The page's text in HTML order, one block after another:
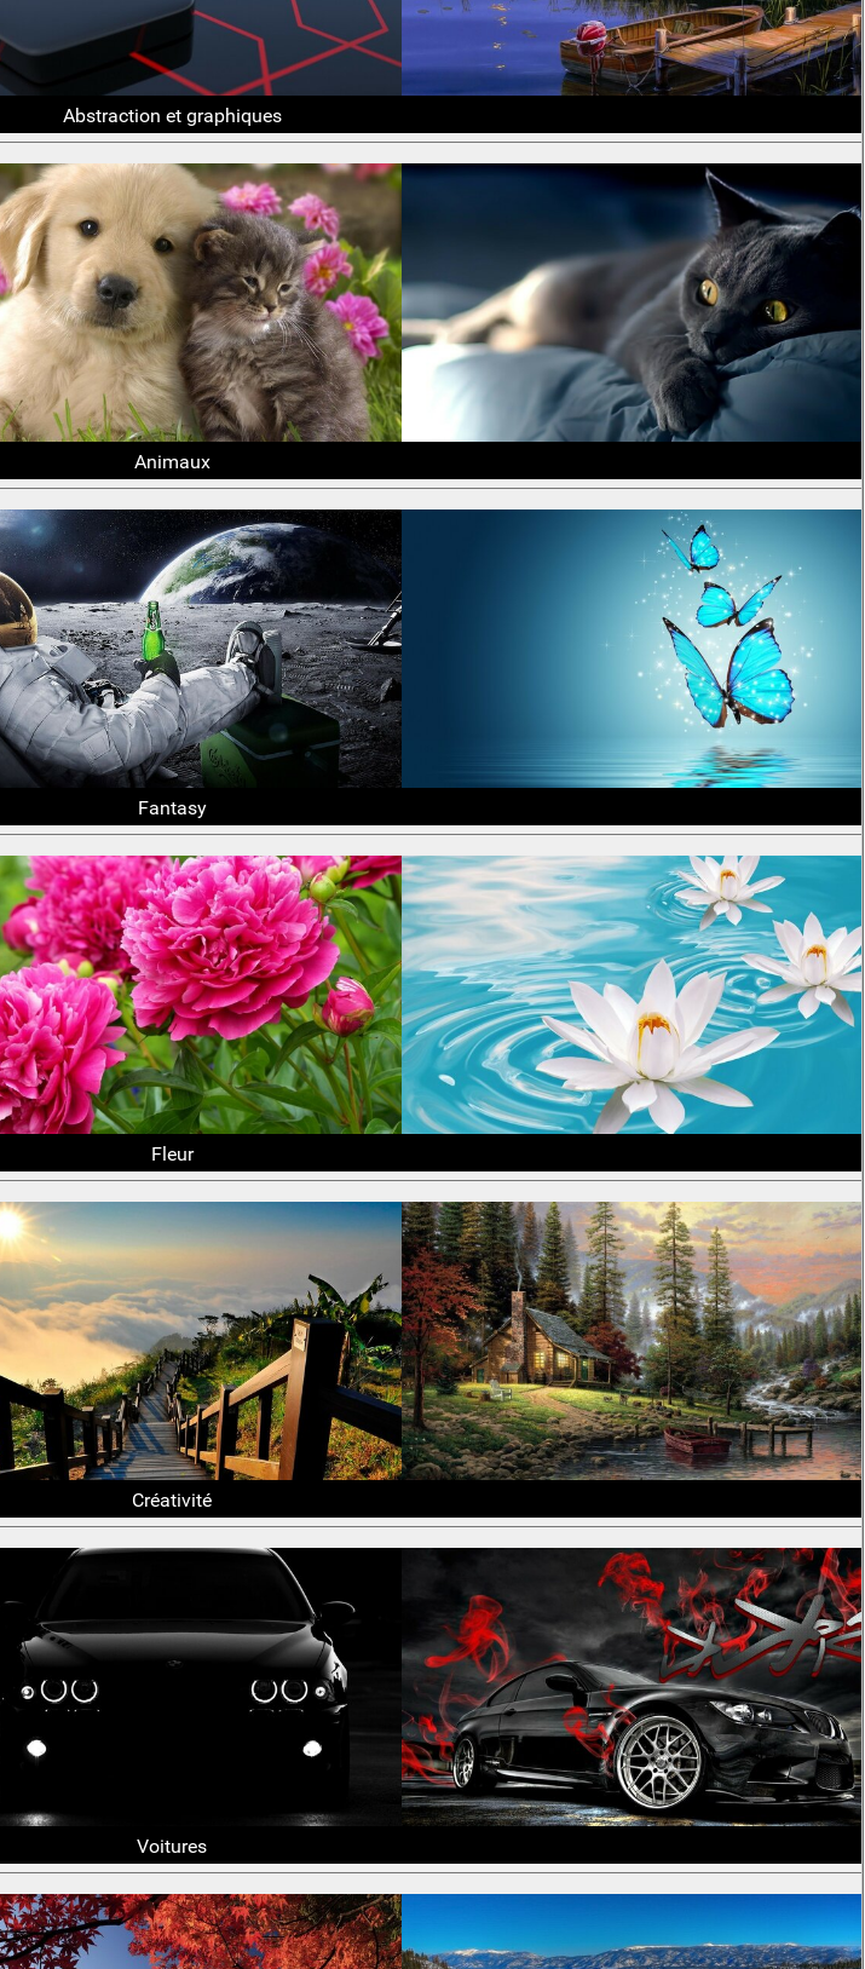
Abstraction et graphiques
Animaux
Fantasy
Fleur
Créativité
Voitures